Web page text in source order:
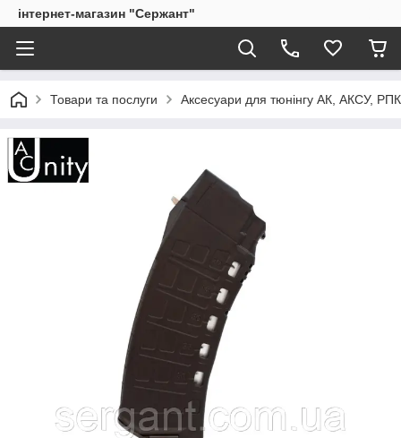
інтернет-магазин "Сержант"
Товари та послуги Аксесуари для тюнінгу АК, АКСУ,